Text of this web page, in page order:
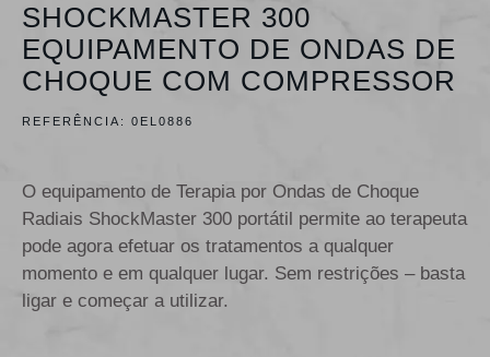
SHOCKMASTER 300
EQUIPAMENTO DE ONDAS DE
CHOQUE COM COMPRESSOR
REFERÊNCIA: 0EL0886
O equipamento de Terapia por Ondas de Choque
Radiais ShockMaster 300 portátil permite ao terapeuta
pode agora efetuar os tratamentos a qualquer
momento e em qualquer lugar. Sem restrições – basta
ligar e começar a utilizar.